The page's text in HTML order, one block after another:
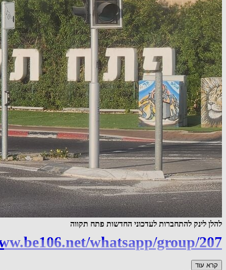
להלן לינק להתחברות לעדכוני החדשות פתח תקווה
whatsapp/group/207
קרא עוד